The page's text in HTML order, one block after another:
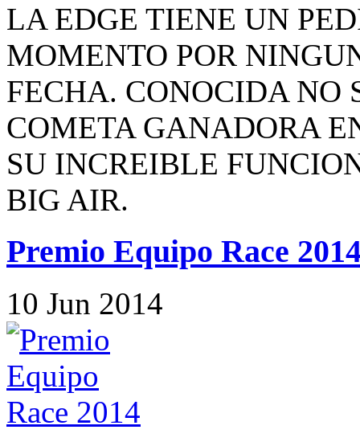
LA EDGE TIENE UN
MOMENTO POR
FECHA. CONOCIDA NO
COMETA GANADORA
SU INCREIBLE
BIG AIR.
Premio Equipo Race
10 Jun 2014